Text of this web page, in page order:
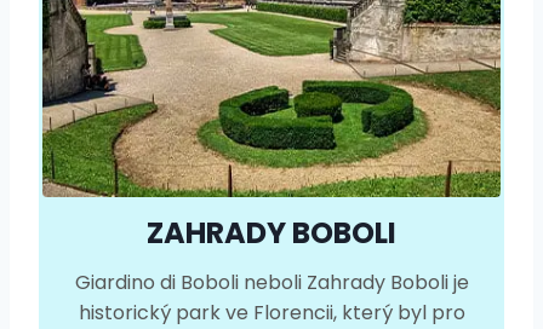
ZAHRADY BOBOLI
Giardino di Boboli neboli Zahrady Boboli je
historický park ve Florencii, který byl pro